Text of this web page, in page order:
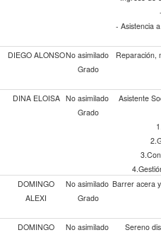
- Asistencia
DIEGO ALONSONo asimilado
Grado
Reparación,
DINA ELOISA No asimilado
Grado
Asistente
DOMINGO
ALEXI
No asimilado
Grado
Barrer acera
DOMINGO
No asimilado
Sereno